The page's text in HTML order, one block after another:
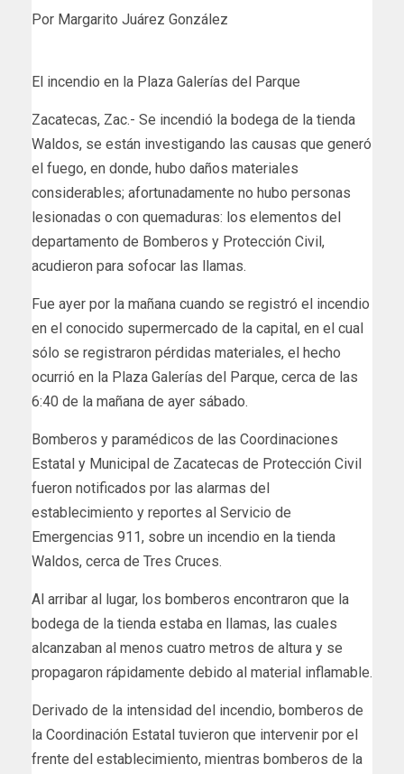
Por Margarito Juárez González
El incendio en la Plaza Galerías del Parque
Zacatecas, Zac.- Se incendió la bodega de la tienda
Waldos, se están investigando las causas que generó
el fuego, en donde, hubo daños materiales
considerables; afortunadamente no hubo personas
lesionadas o con quemaduras: los elementos del
departamento de Bomberos y Protección Civil,
acudieron para sofocar las llamas.
Fue ayer por la mañana cuando se registró el incendio
en el conocido supermercado de la capital, en el cual
sólo se registraron pérdidas materiales, el hecho
ocurrió en la Plaza Galerías del Parque, cerca de las
6:40 de la mañana de ayer sábado.
Bomberos y paramédicos de las Coordinaciones
Estatal y Municipal de Zacatecas de Protección Civil
fueron notificados por las alarmas del
establecimiento y reportes al Servicio de
Emergencias 911, sobre un incendio en la tienda
Waldos, cerca de Tres Cruces.
Al arribar al lugar, los bomberos encontraron que la
bodega de la tienda estaba en llamas, las cuales
alcanzaban al menos cuatro metros de altura y se
propagaron rápidamente debido al material inflamable.
Derivado de la intensidad del incendio, bomberos de
la Coordinación Estatal tuvieron que intervenir por el
frente del establecimiento, mientras bomberos de la